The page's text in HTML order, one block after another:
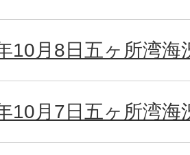
10月8日五ヶ所湾海
10月7日五ヶ所湾海